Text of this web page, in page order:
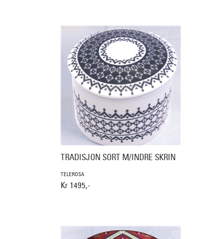
TRADISJON SORT M/INDRE SKRIN
TELEROSA
Kr 1495,-